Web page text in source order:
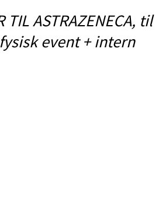
TIL ASTRAZENECA, til
event + intern